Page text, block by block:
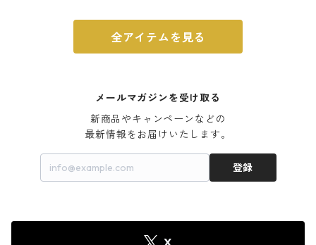
全アイテムを見る
メールマガジンを受け取る
新商品やキャンペーンなどの
最新情報をお届けいたします。
登録